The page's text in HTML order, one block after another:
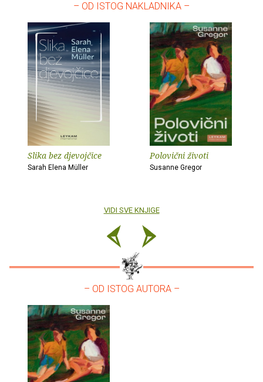
– OD ISTOG NAKLADNIKA –
Slika bez djevojčice
Sarah Elena Müller
Polovični životi
Susanne Gregor
VIDI SVE KNJIGE
– OD ISTOG AUTORA –